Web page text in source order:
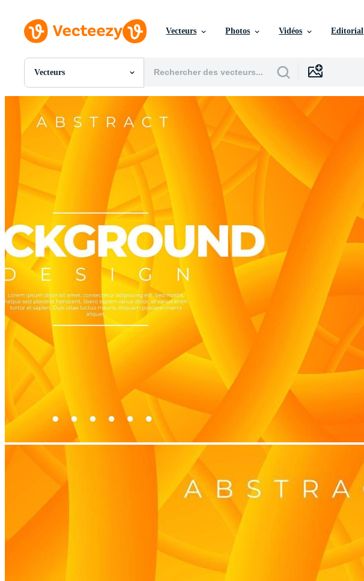
Vecteurs Photos Vidéos Editorial
Vecteurs
Toutes Images
PNGs
PSDs
Vidéos
Images Éditoriales
Événements Éditoriaux